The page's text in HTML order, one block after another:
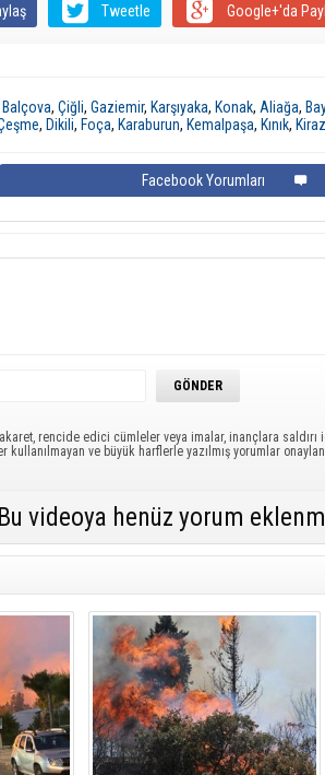
Tweetle Google+'da
Balçova, Çiğli, Gaziemir, Karşıyaka, Konak, Aliağa,
, Dikili, Foça, Karaburun, Kemalpaşa, Kınık, Kiraz
Facebook Yorumları
rencide edici cümleler veya imalar, inançlara saldırı
kullanılmayan ve büyük harflerle yazılmış yorumlar
Bu videoya henüz yorum